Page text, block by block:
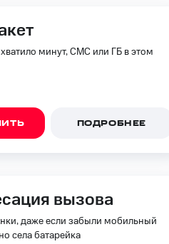
МТС Деньги
минут, СМС или ГБ в этом
ПОДРОБНЕЕ
вызова
даже если забыли мобильный
села батарейка